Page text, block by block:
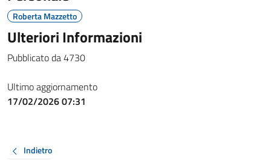
Roberta Mazzetto
Ulteriori Informazioni
Pubblicato da 4730
Ultimo aggiornamento
17/02/2026 07:31
Indietro